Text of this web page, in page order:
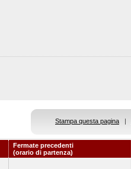
Stampa questa pagina |
Fermate precedenti
(orario di partenza)